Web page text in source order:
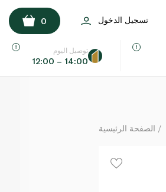
تسجيل الدخول 0
توصيل اليوم
12:00 – 14:00
كيلوغرام
الصفحة الرئيسية